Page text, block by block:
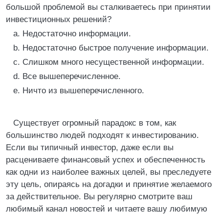
большой проблемой вы сталкиваетесь при принятии
инвестиционных решений?
a. Недостаточно информации.
b. Недостаточно быстрое получение информации.
c. Слишком много несущественной информации.
d. Все вышеперечисленное.
e. Ничто из вышеперечисленного.
Существует огромный парадокс в том, как
большинство людей подходят к инвестированию.
Если вы типичный инвестор, даже если вы
расцениваете финансовый успех и обеспеченность
как одни из наиболее важных целей, вы преследуете
эту цель, опираясь на догадки и принятие желаемого
за действительное. Вы регулярно смотрите ваш
любимый канал новостей и читаете вашу любимую